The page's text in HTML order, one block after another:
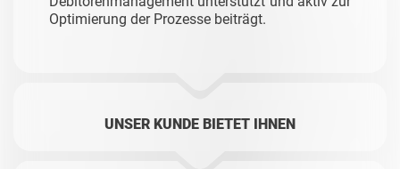
Optimierung der Prozesse beiträgt.
UNSER KUNDE BIETET IHNEN